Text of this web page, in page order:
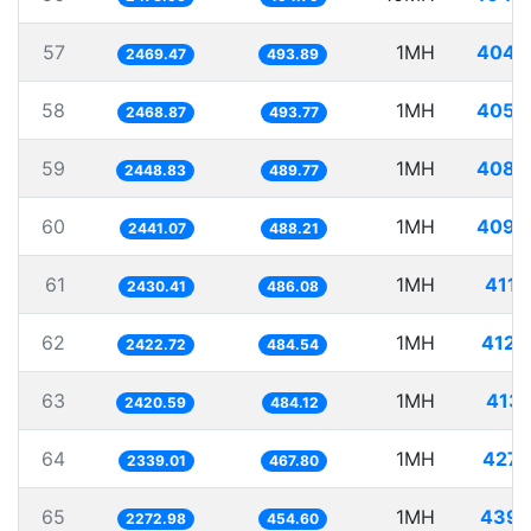
57 2469.47 493.89 1MH
58 2468.87 493.77 1MH
59 2448.83 489.77 1MH
60 2441.07 488.21 1MH
61 2430.41 486.08 1MH
62 2422.72 484.54 1MH
63 2420.59 484.12 1MH
64 2339.01 467.80 1MH
65 2272.98 454.60 1MH